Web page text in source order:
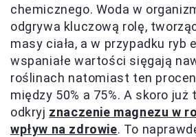
chemicznego. Woda w
odgrywa kluczową rolę,
masy ciała, a w przypadku ryb
wspaniałe wartości sięgają
roślinach natomiast ten
między 50% a 75%. A skoro
odkryj znaczenie magnezu w
wpływ na zdrowie. To